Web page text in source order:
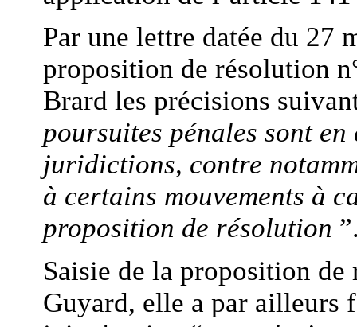
Par une lettre datée du 27
proposition de résolution
Brard les précisions
poursuites pénales sont
juridictions, contre
à certains mouvements à
proposition de résolution
Saisie de la proposition de
Guyard, elle a par ailleurs